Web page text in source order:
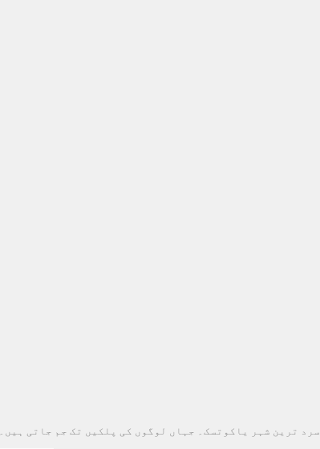
سرد ترین شہر یاکوتسک۔ جہاں لوگوں کی پلکیں تک جم جاتی ہیں۔